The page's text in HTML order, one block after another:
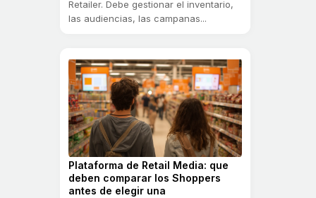
Retailer. Debe gestionar el inventario,
las audiencias, las campanas...
Plataforma de Retail Media: que
deben comparar los Shoppers
antes de elegir una